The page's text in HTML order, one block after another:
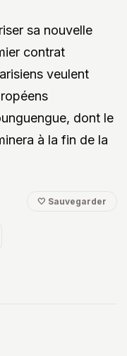
sa nouvelle
contrat
veulent
dont le
à la fin de la
🤍 Sauvegarder